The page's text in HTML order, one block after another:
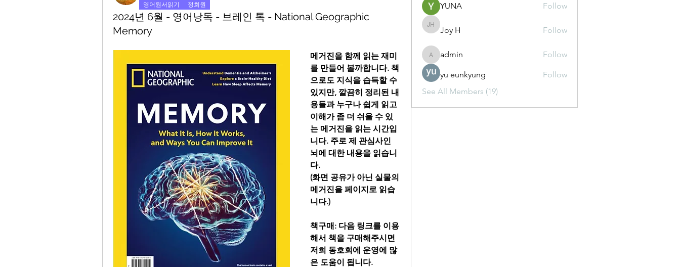
영어원서읽기 정회원
2024년 6월 - 영어낭독 - 브레인 톡 - National Geographic
Memory
메거진을 함께 읽는 재미
를 만들어 볼까합니다. 책
으로도 지식을 습득할 수
있지만, 깔끔히 정리된 내
용들과 누구나 쉽게 읽고
이해가 좀 더 쉬울 수 있
는 메거진을 읽는 시간입
니다. 주로 제 관심사인
뇌에 대한 내용을 읽습니
다.
(화면 공유가 아닌 실물의
메거진을 페이지로 읽습
니다.)
책구매: 다음 링크를 이용
해서 책을 구매해주시면
저희 동호회에 운영에 많
은 도움이 됩니다.
YUNA
Follow
Joy HJoy H Follow
admin
admin Follow
yu eunkyung
Follow
See All Members (19)